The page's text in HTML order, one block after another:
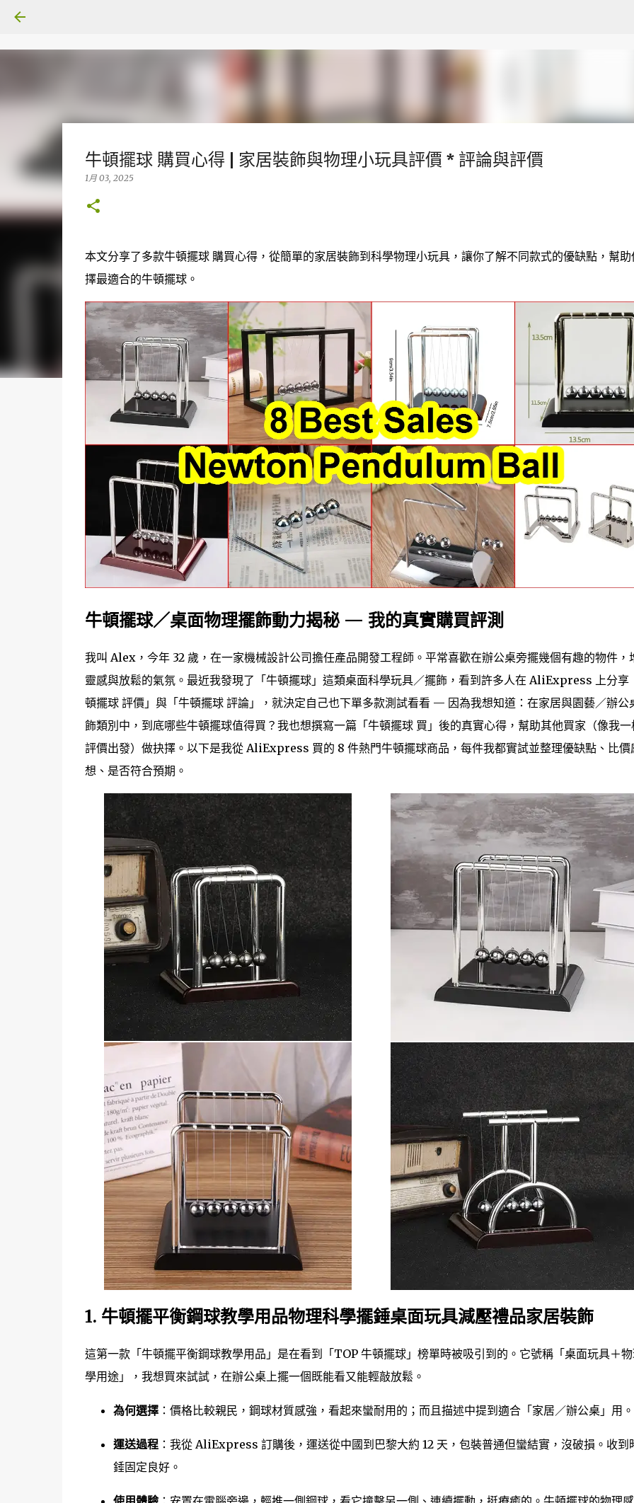
牛頓擺球 購買心得 | 家居裝飾與物理小玩具評價 * 評論與評價
1月 03, 2025
本文分享了多款牛頓擺球 購買心得，從簡單的家居裝飾到科學物理小玩具，讓你了解不同款式的優缺點，幫助
擇最適合的牛頓擺球。
牛頓擺球／桌面物理擺飾動力揭秘 — 我的真實購買評測
我叫 Alex，今年 32 歲，在一家機械設計公司擔任產品開發工程師。平常喜歡在辦公桌旁擺幾個有趣的物件，
靈感與放鬆的氣氛。最近我發現了「牛頓擺球」這類桌面科學玩具／擺飾，看到許多人在 AliExpress 上分享
頓擺球 評價」與「牛頓擺球 評論」，就決定自己也下單多款測試看看 — 因為我想知道：在家居與園藝／辦公
飾類別中，到底哪些牛頓擺球值得買？我也想撰寫一篇「牛頓擺球 買」後的真實心得，幫助其他買家（像我一
評價出發）做抉擇。以下是我從 AliExpress 買的 8 件熱門牛頓擺球商品，每件我都實試並整理優缺點、比價
想、是否符合預期。
1. 牛頓擺平衡鋼球教學用品物理科學擺錘桌面玩具減壓禮品家居裝飾
這第一款「牛頓擺平衡鋼球教學用品」是在看到「TOP 牛頓擺球」榜單時被吸引到的。它號稱「桌面玩具＋
學用途」，我想買來試試，在辦公桌上擺一個既能看又能輕敲放鬆。
為何選擇：價格比較親民，鋼球材質感強，看起來蠻耐用的；而且描述中提到適合「家居／辦公桌」用。
運送過程：我從 AliExpress 訂購後，運送從中國到巴黎大約 12 天，包裝普通但蠻結實，沒破損。收到
錘固定良好。